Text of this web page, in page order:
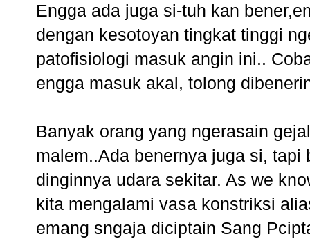
Engga ada juga si-tuh kan
dengan kesotoyan tingkat tinggi
patofisiologi masuk angin ini..
engga masuk akal, tolong
Banyak orang yang ngerasain
malem..Ada benernya juga si,
dinginnya udara sekitar. As we
kita mengalami vasa konstriksi
emang sngaja diciptain Sang